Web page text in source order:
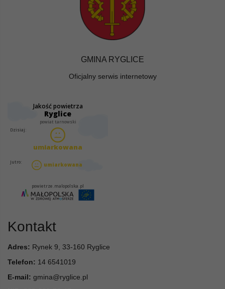
GMINA RYGLICE
Oficjalny serwis internetowy
Kontakt
Adres: Rynek 9, 33-160 Ryglice
Telefon: 14 6541019
E-mail: gmina@ryglice.pl